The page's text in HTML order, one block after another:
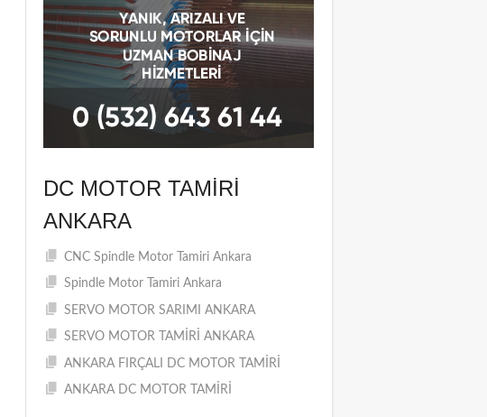
DC MOTOR TAMIRI
ANKARA
CNC Spindle Motor Tamiri Ankara
Spindle Motor Tamiri Ankara
SERVO MOTOR SARIMI ANKARA
SERVO MOTOR TAMİRİ ANKARA
ANKARA FIRÇALI DC MOTOR TAMİRİ
ANKARA DC MOTOR TAMİRİ